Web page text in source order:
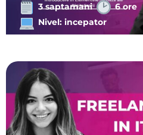
3 saptamani
6 ore
Nivel: incepator